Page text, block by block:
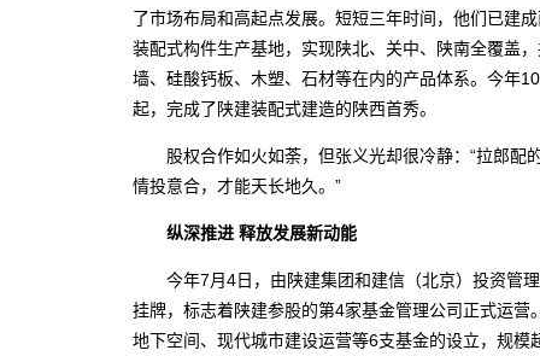
了市场布局和高起点发展。短短三年时间，他们已建
装配式构件生产基地，实现陕北、关中、陕南全覆盖
墙、硅酸钙板、木塑、石材等在内的产品体系。今年
起，完成了陕建装配式建造的陕西首秀。
股权合作如火如荼，但张义光却很冷静：“拉郎配
情投意合，才能天长地久。”
纵深推进 释放发展新动能
今年7月4日，由陕建集团和建信（北京）投资管理
挂牌，标志着陕建参股的第4家基金管理公司正式运
地下空间、现代城市建设运营等6支基金的设立，规